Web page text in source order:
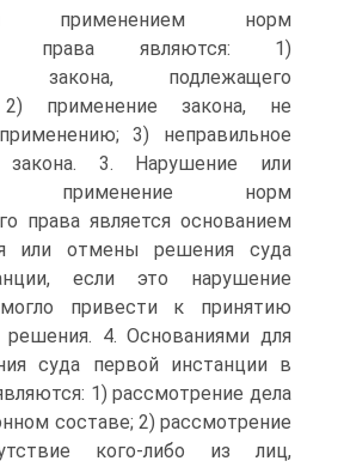
применением норм
права являются: 1)
закона, подлежащего
применение закона, не
3) неправильное
закона. 3. Нарушение или
применение норм
права является основанием
или отмены решения суда
если это нарушение
привести к принятию
решения. 4. Основаниями для
суда первой инстанции в
1) рассмотрение дела
составе; 2) рассмотрение
кого-либо из лиц,